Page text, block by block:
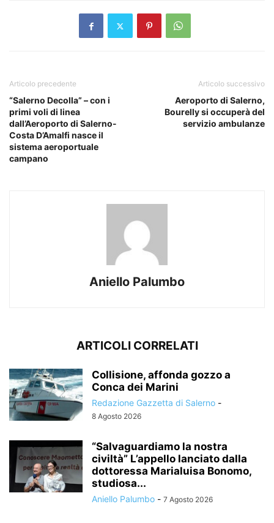
Articolo precedente
“Salerno Decolla” – con i
primi voli di linea
dall’Aeroporto di Salerno-
Costa D’Amalfi nasce il
sistema aeroportuale
campano
Articolo successivo
Aeroporto di Salerno,
Bourelly si occuperà del
servizio ambulanze
Aniello Palumbo
ARTICOLI CORRELATI
Collisione, affonda gozzo a
Conca dei Marini
Redazione Gazzetta di Salerno -
8 Agosto 2026
“Salvaguardiamo la nostra
civiltà” L’appello lanciato dalla
dottoressa Marialuisa Bonomo,
studiosa...
Aniello Palumbo - 7 Agosto 2026